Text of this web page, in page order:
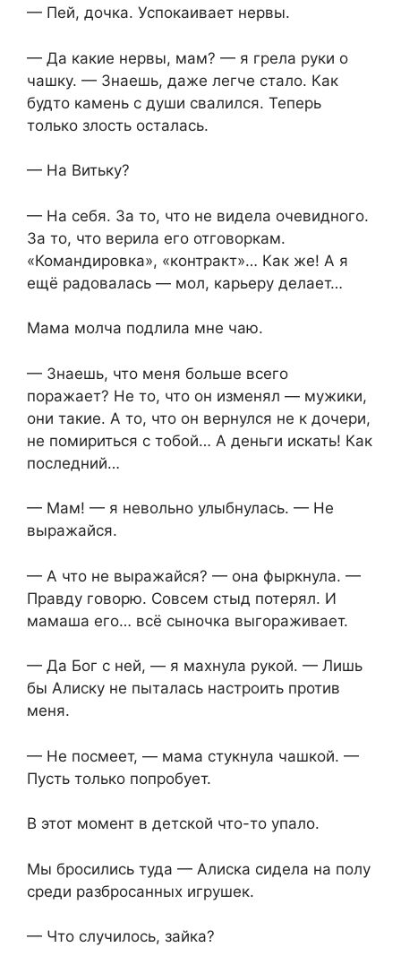
— Пей, дочка. Успокаивает нервы.
— Да какие нервы, мам? — я грела руки о
чашку. — Знаешь, даже легче стало. Как
будто камень с души свалился. Теперь
только злость осталась.
— На Витьку?
— На себя. За то, что не видела очевидного.
За то, что верила его отговоркам.
«Командировка», «контракт»… Как же! А я
ещё радовалась — мол, карьеру делает…
Мама молча подлила мне чаю.
— Знаешь, что меня больше всего
поражает? Не то, что он изменял — мужики,
они такие. А то, что он вернулся не к дочери,
не помириться с тобой… А деньги искать! Как
последний…
— Мам! — я невольно улыбнулась. — Не
выражайся.
— А что не выражайся? — она фыркнула. —
Правду говорю. Совсем стыд потерял. И
мамаша его… всё сыночка выгораживает.
— Да Бог с ней, — я махнула рукой. — Лишь
бы Алиску не пыталась настроить против
меня.
— Не посмеет, — мама стукнула чашкой. —
Пусть только попробует.
В этот момент в детской что-то упало.
Мы бросились туда — Алиска сидела на полу
среди разбросанных игрушек.
— Что случилось, зайка?